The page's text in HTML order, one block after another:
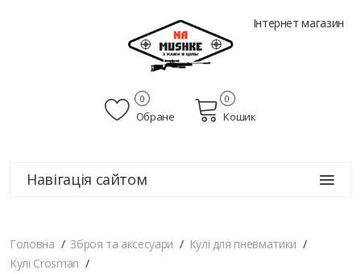
Інтернет магазин
Обране
0
Кошик
0
Навігація сайтом
Головна Зброя та аксесуари
Кулі для пневматики
Кулі Crosman